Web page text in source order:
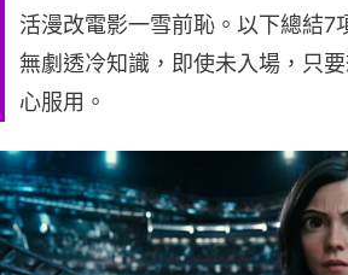
活漫改電影一雪前恥。以下總結7
無劇透冷知識，即使未入場，只
心服用。